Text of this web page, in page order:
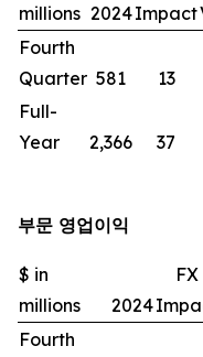
millions 2024Impact
Fourth
Quarter 581 13
Full-
Year
2,366 37
부문 영업이익
$ in
millions
2024
FX
Fourth